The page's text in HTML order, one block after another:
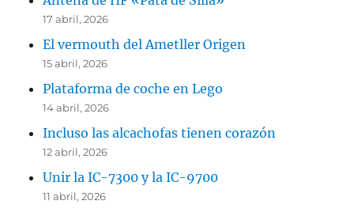
17 abril, 2026
El vermouth del Ametller Origen
15 abril, 2026
Plataforma de coche en Lego
14 abril, 2026
Incluso las alcachofas tienen corazón
12 abril, 2026
Unir la IC-7300 y la IC-9700
11 abril, 2026